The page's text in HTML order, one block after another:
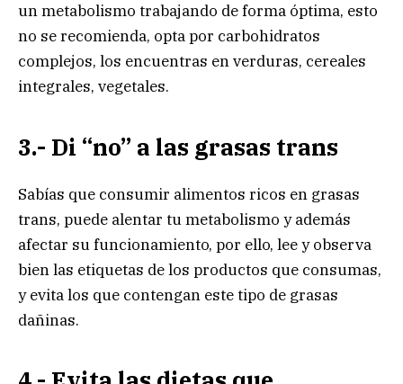
un metabolismo trabajando de forma óptima, esto
no se recomienda, opta por carbohidratos
complejos, los encuentras en verduras, cereales
integrales, vegetales.
3.- Di “no” a las grasas trans
Sabías que consumir alimentos ricos en grasas
trans, puede alentar tu metabolismo y además
afectar su funcionamiento, por ello, lee y observa
bien las etiquetas de los productos que consumas,
y evita los que contengan este tipo de grasas
dañinas.